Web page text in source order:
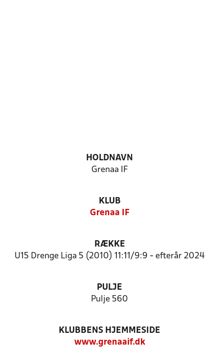
HOLDNAVN
Grenaa IF
KLUB
Grenaa IF
RÆKKE
U15 Drenge Liga 5 (2010) 11:11/9:9 - efterår 2024
PULJE
Pulje 560
KLUBBENS HJEMMESIDE
www.grenaaif.dk